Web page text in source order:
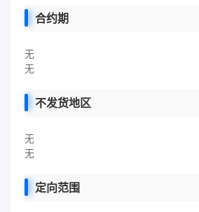
合约期
无
无
不发货地区
无
无
定向范围